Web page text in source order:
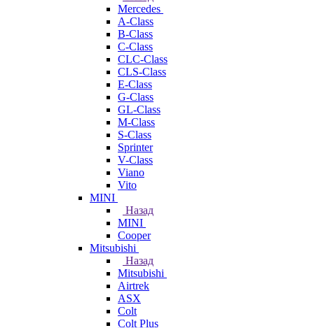
Mercedes
A-Class
B-Class
C-Class
CLC-Class
CLS-Class
E-Class
G-Class
GL-Class
M-Class
S-Class
Sprinter
V-Class
Viano
Vito
MINI
Назад
MINI
Cooper
Mitsubishi
Назад
Mitsubishi
Airtrek
ASX
Colt
Colt Plus